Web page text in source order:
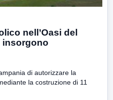
nell’Oasi del
insorgono
di autorizzare la
la costruzione di 11